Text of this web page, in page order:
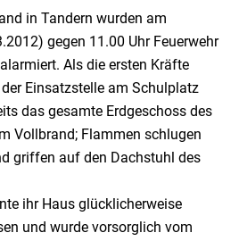
in Tandern wurden am
gegen 11.00 Uhr Feuerwehr
Als die ersten Kräfte
Einsatzstelle am Schulplatz
das gesamte Erdgeschoss des
Vollbrand; Flammen schlugen
griffen auf den Dachstuhl des
ihr Haus glücklicherweise
und wurde vorsorglich vom